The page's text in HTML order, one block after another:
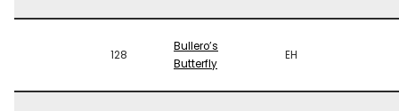
128
Bullero’s
Butterfly
EH